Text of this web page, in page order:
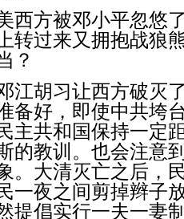
西方被邓小平忽悠
转过来又拥抱战狼
？
江胡习让西方破灭
备好，即使中共垮
主共和国保持一定
的教训。也会注意
。大清灭亡之后，
一夜之间剪掉辫子
提倡实行一夫一妻